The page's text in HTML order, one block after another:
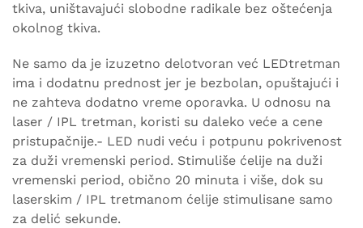
tkiva, uništavajući slobodne radikale bez oštećenja
okolnog tkiva.
Ne samo da je izuzetno delotvoran već LEDtretman
ima i dodatnu prednost jer je bezbolan, opuštajući i
ne zahteva dodatno vreme oporavka. U odnosu na
laser / IPL tretman, koristi su daleko veće a cene
pristupačnije.- LED nudi veću i potpunu pokrivenost
za duži vremenski period. Stimuliše ćelije na duži
vremenski period, obično 20 minuta i više, dok su
laserskim / IPL tretmanom ćelije stimulisane samo
za delić sekunde.